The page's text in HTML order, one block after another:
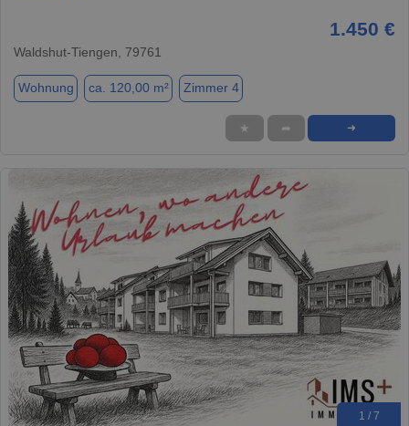
1.450 €
Waldshut-Tiengen, 79761
Wohnung ca. 120,00 m² Zimmer 4
★ ➦ ➜
1 / 7